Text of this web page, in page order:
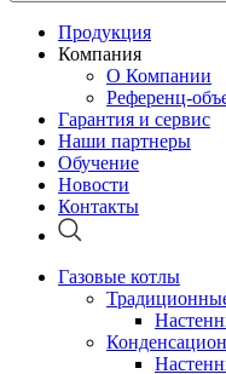
Продукция
Компания
О Компании
Референц-
Гарантия и сервис
Наши партнеры
Обучение
Новости
Контакты
Газовые котлы